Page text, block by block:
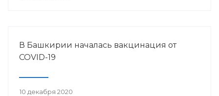
В Башкирии началась вакцинация от
COVID-19
10 декабря 2020